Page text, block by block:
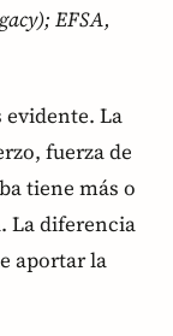
EFSA,
evidente. La
fuerza de
tiene más o
La diferencia
aportar la